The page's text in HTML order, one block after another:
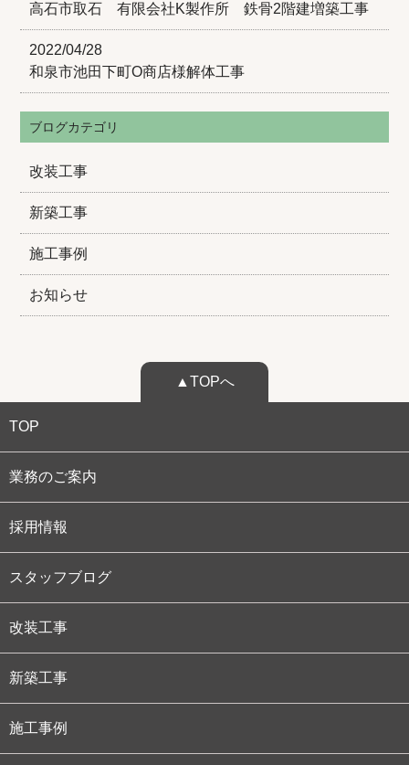
高石市取石 有限会社K製作所 鉄骨2階建増築工事
2022/04/28
和泉市池田下町O商店様解体工事
ブログカテゴリ
改装工事
新築工事
施工事例
お知らせ
▲TOPへ
TOP
業務のご案内
採用情報
スタッフブログ
改装工事
新築工事
施工事例